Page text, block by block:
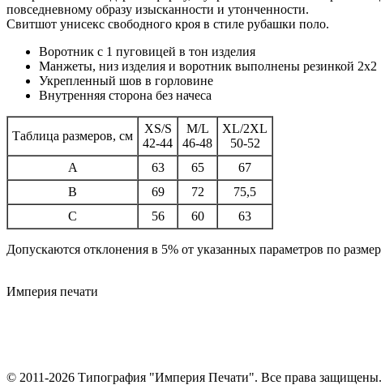
повседневному образу изысканности и утонченности.
Свитшот унисекс свободного кроя в стиле рубашки поло.
Воротник с 1 пуговицей в тон изделия
Манжеты, низ изделия и воротник выполнены резинкой 2х2
Укрепленный шов в горловине
Внутренняя сторона без начеса
Таблица размеров, см
XS/S
42-44
M/L
46-48
XL/2XL
50-52
A
63 65
67
B
69 72
75,5
C
56 60 63
Допускаются отклонения в 5% от указанных параметров по
Империя печати
© 2011-2026 Типография "Империя Печати". Все права защищены.